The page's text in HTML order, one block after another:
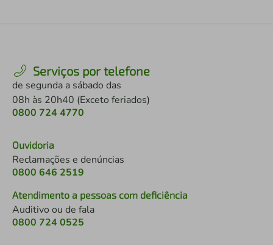
Serviços por telefone
de segunda a sábado das
08h às 20h40 (Exceto feriados)
0800 724 4770
Ouvidoria
Reclamações e denúncias
0800 646 2519
Atendimento a pessoas com deficiência
Auditivo ou de fala
0800 724 0525